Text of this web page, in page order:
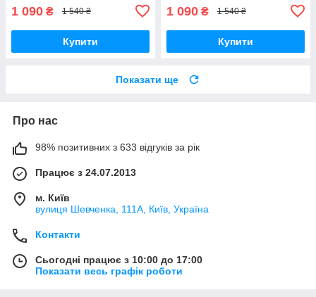
1 090 ₴ 1 540 ₴
Купити
1 090 ₴ 1 540 ₴
Купити
Показати ще
Про нас
98% позитивних з 633 відгуків за рік
Працює з 24.07.2013
м. Київ
вулиця Шевченка, 111A, Київ, Україна
Контакти
Сьогодні працює з 10:00 до 17:00
Показати весь графік роботи